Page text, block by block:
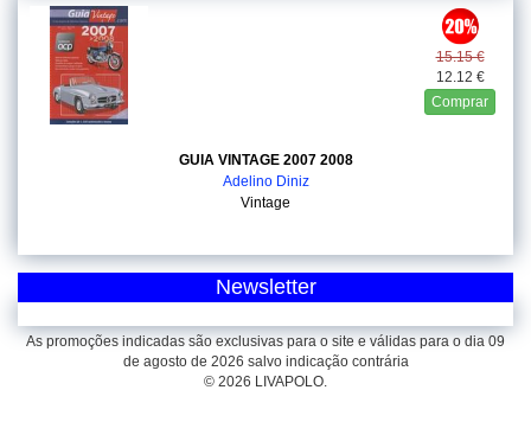
15.15 €
12.12 €
Comprar
GUIA VINTAGE 2007 2008
Adelino Diniz
Vintage
Newsletter
As promoções indicadas são exclusivas para o site e válidas para o dia 09
de agosto de 2026 salvo indicação contrária
© 2026 LIVAPOLO.